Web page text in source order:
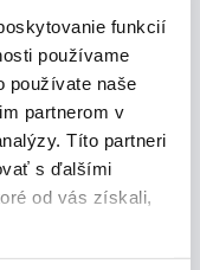
funkcií
používame
používate naše
partnerom v
Títo partneri
s ďalšími
od vás získali,
nabídkách
pro tyto účely.